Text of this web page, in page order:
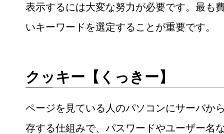
表示するには大変な努力が必要です。最も
いキーワードを選定することが重要です。
クッキー【くっきー】
ページを見ている人のパソコンにサーバか
存する仕組みで、パスワードやユーザー名